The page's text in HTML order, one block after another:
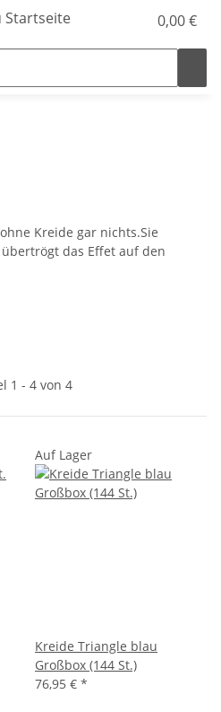
0,00 €
Kreide gar nichts.Sie
das Effet auf den
1 - 4 von 4
Auf Lager
Kreide Triangle blau
Großbox (144 St.)
76,95 € *